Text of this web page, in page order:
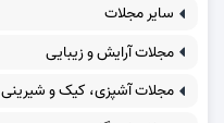
سایر مجلات
مجلات آرایش و زیبایی
مجلات آشپزی، کیک و شیرینی